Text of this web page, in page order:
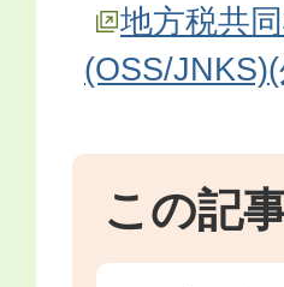
地方税共
(OSS/
この記